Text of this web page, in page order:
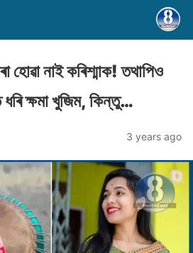
হোৱা নাই কৰিশ্মাক! তথাপিও
ক্ষমা খুজিম, কিন্তু…
3 years ago